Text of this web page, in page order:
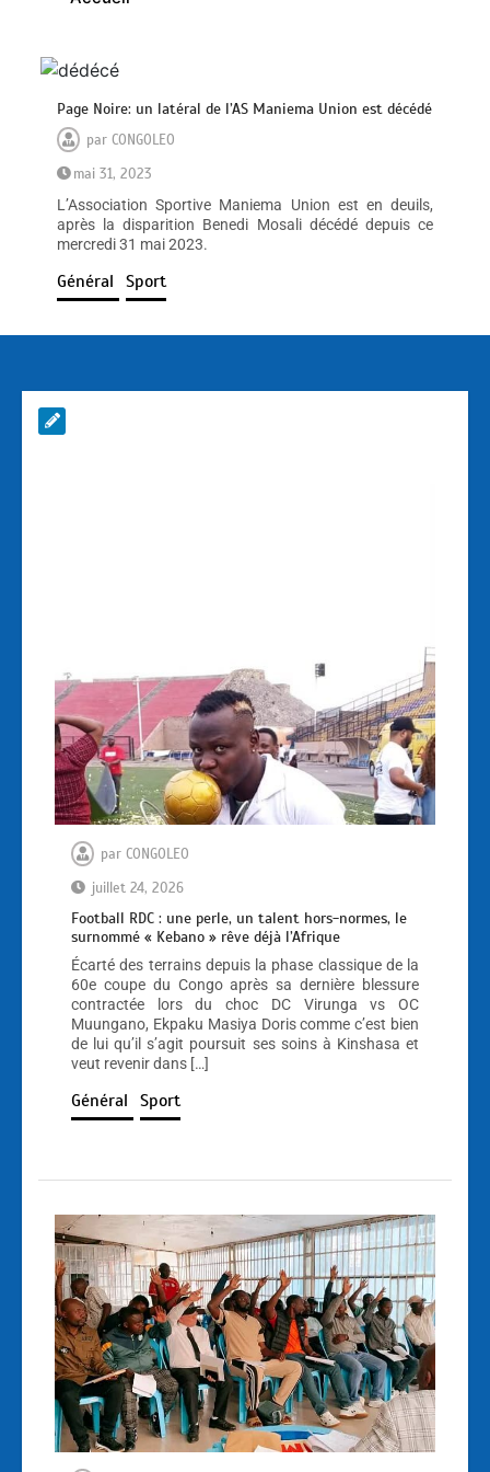
Page Noire: un latéral de l’AS Maniema Union est décédé
parCONGOLEO
mai 31, 2023
L’Association Sportive Maniema Union est en deuils,
après la disparition Benedi Mosali décédé depuis ce
mercredi 31 mai 2023.
Général Sport
par CONGOLEO
juillet 24, 2026
Football RDC : une perle, un talent hors-normes, le
surnommé « Kebano » rêve déjà l’Afrique
Écarté des terrains depuis la phase classique de la
60e coupe du Congo après sa dernière blessure
contractée lors du choc DC Virunga vs OC
Muungano, Ekpaku Masiya Doris comme c’est bien
de lui qu’il s’agit poursuit ses soins à Kinshasa et
veut revenir dans […]
Général Sport